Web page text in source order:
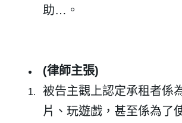
助…。
(律師主張)
被告主觀上認定承租者係
片、玩遊戲，甚至係為了